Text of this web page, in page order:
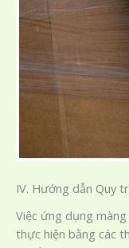
IV. Hướng dẫn Quy
Việc ứng dụng
thực hiện bằng các